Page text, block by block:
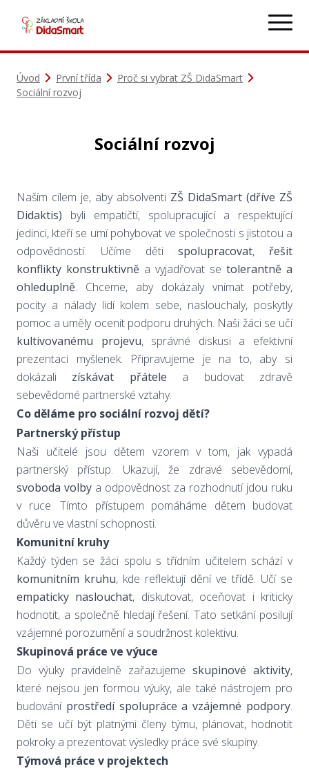
Úvod První třída
Proč si vybrat ZŠ DidaSmart
Sociální rozvoj
Sociální rozvoj
Naším cílem je, aby absolventi ZŠ DidaSmart (dříve ZŠ
Didaktis) byli empatičtí, spolupracující a respektující
jedinci, kteří se umí pohybovat ve společnosti s jistotou a
odpovědností. Učíme děti spolupracovat, řešit
konflikty konstruktivně a vyjadřovat se tolerantně a
ohleduplně. Chceme, aby dokázaly vnímat potřeby,
pocity a nálady lidí kolem sebe, naslouchaly, poskytly
pomoc a uměly ocenit podporu druhých. Naši žáci se učí
kultivovanému projevu, správné diskusi a efektivní
prezentaci myšlenek. Připravujeme je na to, aby si
dokázali získávat přátele a budovat zdravě
sebevědomé partnerské vztahy.
Co děláme pro sociální rozvoj dětí?
Partnerský přístup
Naši učitelé jsou dětem vzorem v tom, jak vypadá
partnerský přístup. Ukazují, že zdravé sebevědomí,
svoboda volby a odpovědnost za rozhodnutí jdou ruku
v ruce. Tímto přístupem pomáháme dětem budovat
důvěru ve vlastní schopnosti.
Komunitní kruhy
Každý týden se žáci spolu s třídním učitelem schází v
komunitním kruhu, kde reflektují dění ve třídě. Učí se
empaticky naslouchat, diskutovat, oceňovat i kriticky
hodnotit, a společně hledají řešení. Tato setkání posilují
vzájemné porozumění a soudržnost kolektivu.
Skupinová práce ve výuce
Do výuky pravidelně zařazujeme skupinové aktivity,
které nejsou jen formou výuky, ale také nástrojem pro
budování prostředí spolupráce a vzájemné podpory.
Děti se učí být platnými členy týmu, plánovat, hodnotit
pokroky a prezentovat výsledky práce své skupiny.
Týmová práce v projektech